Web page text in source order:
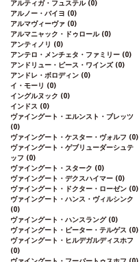
アルティガ・フュステル (0)
アルノー・バイヨ (0)
アルマヴィーヴァ (0)
アルマニャック・ドゥロール (0)
アンティノリ (0)
アンテロ・メンチェタ・ファミリー (0)
アンドリュー・ピース・ワインズ (0)
アンドレ・ボロディン (0)
イ・モーリ (0)
イングルヌック (0)
インドス (0)
ヴァイングート・エルンスト・ブレッツ
(0)
ヴァイングート・ケスター・ヴォルフ (0)
ヴァイングート・ゲブリューダーシュテ
ッフ (0)
ヴァイングート・スターク (0)
ヴァイングート・デクスハイマー (0)
ヴァイングート・ドクター・ローゼン (0)
ヴァイングート・ハンス・ヴィルシンク
(0)
ヴァイングート・ハンスラング (0)
ヴァイングート・ピーター・テルゲス (0)
ヴァイングート・ヒルデガルディスホフ
(0)